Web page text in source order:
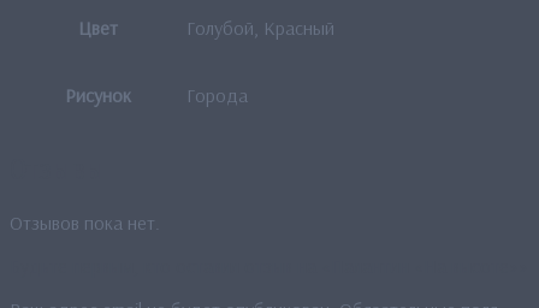
Цвет Голубой, Красный
Рисунок Города
Отзывов пока нет.